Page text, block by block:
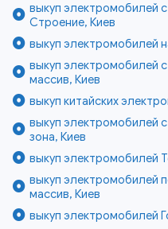
выкуп электромобилей
Строение, Киев
выкуп электромобилей
выкуп электромобилей
массив, Киев
выкуп китайских
выкуп электромобилей
зона, Киев
выкуп электромобилей
выкуп электромобилей
массив, Киев
выкуп электромобилей